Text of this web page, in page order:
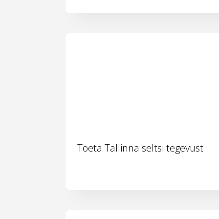
Toeta Tallinna seltsi tegevust